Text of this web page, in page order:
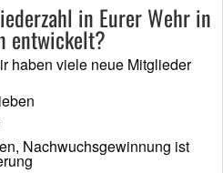
in Eurer Wehr in
entwickelt?
haben viele neue Mitglieder
Nachwuchsgewinnung ist